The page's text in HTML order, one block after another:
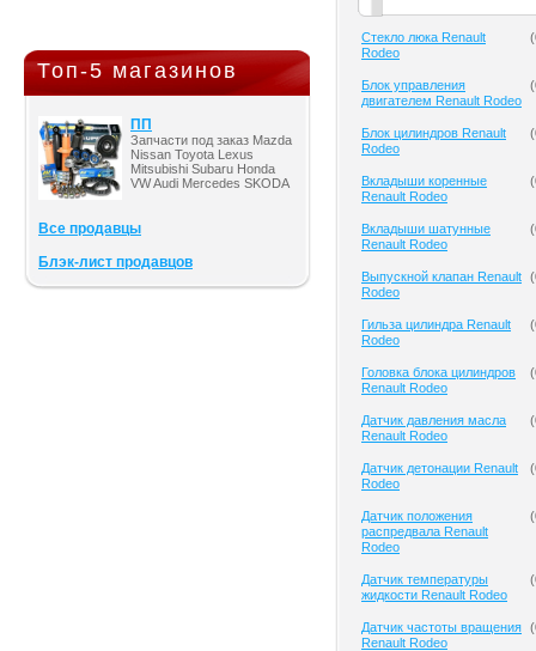
Топ-5 магазинов
ПП
Запчасти под заказ Mazda
Nissan Toyota Lexus
Mitsubishi Subaru Honda
VW Audi Mercedes SKODA
Все продавцы
Блэк-лист продавцов
Cтекло люка Renault
Rodeo
(
Блок управления
двигателем Renault Rodeo
(
Блок цилиндров Renault
Rodeo
(
Вкладыши коренные
Renault Rodeo
(
Вкладыши шатунные
Renault Rodeo
(
Выпускной клапан Renault
Rodeo
(
Гильза цилиндра Renault
Rodeo
(
Головка блока цилиндров
Renault Rodeo
(
Датчик давления масла
Renault Rodeo
(
Датчик детонации Renault
Rodeo
(
Датчик положения
распредвала Renault
Rodeo
(
Датчик температуры
жидкости Renault Rodeo
(
Датчик частоты вращения
Renault Rodeo
(